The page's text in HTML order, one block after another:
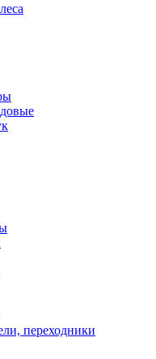
переходники